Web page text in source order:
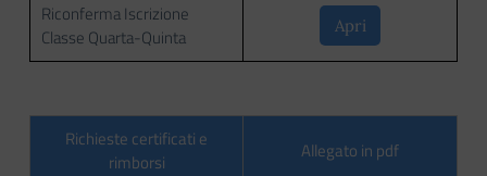
Riconferma Iscrizione
Classe Quarta-Quinta
Apri
Richieste certificati e
rimborsi
Allegato in pdf